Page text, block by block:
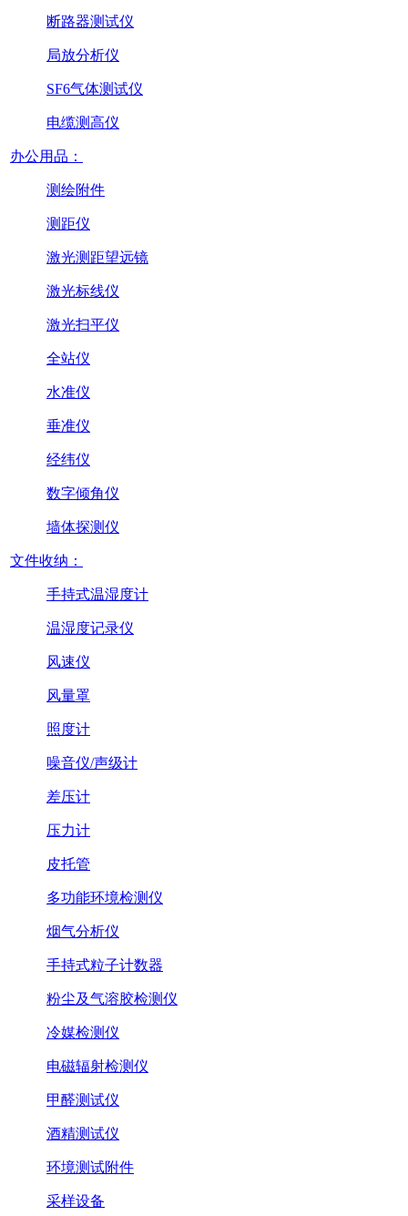
断路器测试仪
局放分析仪
SF6气体测试仪
电缆测高仪
办公用品：
测绘附件
测距仪
激光测距望远镜
激光标线仪
激光扫平仪
全站仪
水准仪
垂准仪
经纬仪
数字倾角仪
墙体探测仪
文件收纳：
手持式温湿度计
温湿度记录仪
风速仪
风量罩
照度计
噪音仪/声级计
差压计
压力计
皮托管
多功能环境检测仪
烟气分析仪
手持式粒子计数器
粉尘及气溶胶检测仪
冷媒检测仪
电磁辐射检测仪
甲醛测试仪
酒精测试仪
环境测试附件
采样设备